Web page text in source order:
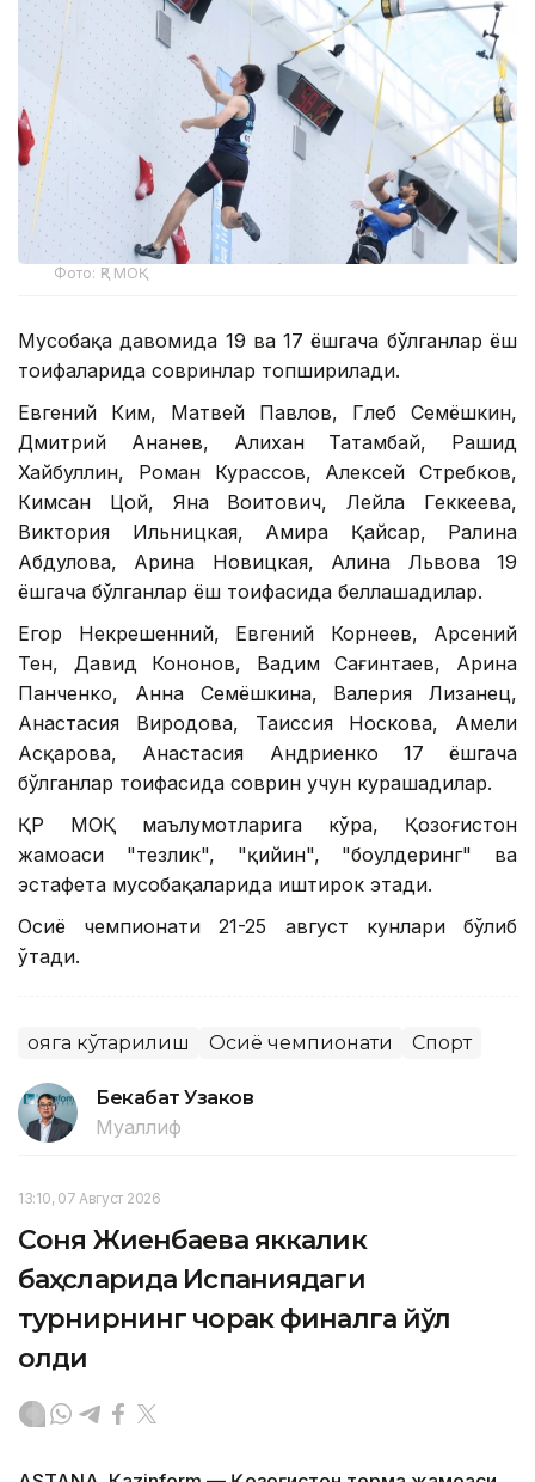
Фото: ҚР МОҚ
Мусобақа давомида 19 ва 17 ёшгача бўлганлар ёш
тоифаларида совринлар топширилади.
Евгений Ким, Матвей Павлов, Глеб Семёшкин,
Дмитрий Ананев, Алихан Татамбай, Рашид
Хайбуллин, Роман Курассов, Алексей Стребков,
Кимсан Цой, Яна Воитович, Лейла Геккеева,
Виктория Ильницкая, Амира Қайсар, Ралина
Абдулова, Арина Новицкая, Алина Львова 19
ёшгача бўлганлар ёш тоифасида беллашадилар.
Егор Некрешенний, Евгений Корнеев, Арсений
Тен, Давид Кононов, Вадим Сағинтаев, Арина
Панченко, Анна Семёшкина, Валерия Лизанец,
Анастасия Виродова, Таиссия Носкова, Амели
Асқарова, Анастасия Андриенко 17 ёшгача
бўлганлар тоифасида соврин учун курашадилар.
ҚР МОҚ маълумотларига кўра, Қозоғистон
жамоаси "тезлик", "қийин", "боулдеринг" ва
эстафета мусобақаларида иштирок этади.
Осиё чемпионати 21-25 август кунлари бўлиб
ўтади.
Қояга кўтарилиш Осиё чемпионати Спорт
Бекабат Узаков
Муаллиф
13:10, 07 Август 2026
Соня Жиенбаева яккалик
баҳсларида Испаниядаги
турнирнинг чорак финалга йўл
олди